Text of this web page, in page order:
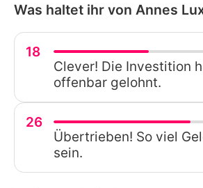
Was haltet ihr von Annes
18
Clever! Die Investition
offenbar gelohnt.
26
Übertrieben! So viel
sein.